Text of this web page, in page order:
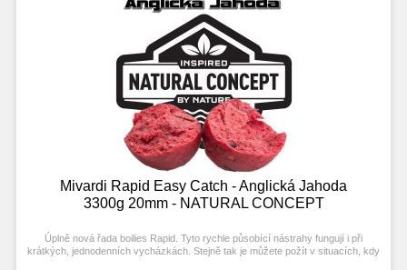
Mivardi Rapid Easy Catch - Anglická Jahoda
3300g 20mm - NATURAL CONCEPT
Úplně nová řada boilies Rapid. Tyto rychle působící nástrahy fungují i při
krátkých, jednodenních vycházkách. Stejně tak je můžete požít v situacích, kdy